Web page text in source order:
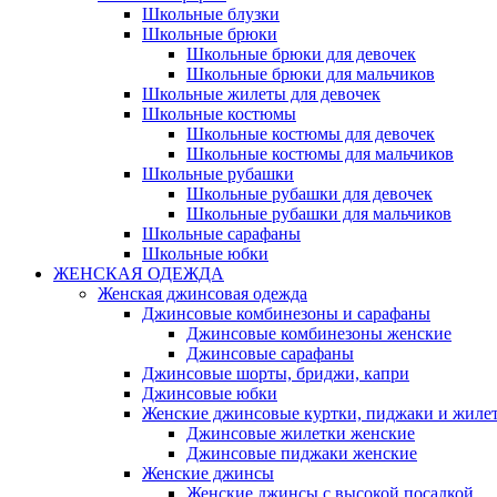
Школьные блузки
Школьные брюки
Школьные брюки для девочек
Школьные брюки для мальчиков
Школьные жилеты для девочек
Школьные костюмы
Школьные костюмы для девочек
Школьные костюмы для мальчиков
Школьные рубашки
Школьные рубашки для девочек
Школьные рубашки для мальчиков
Школьные сарафаны
Школьные юбки
ЖЕНСКАЯ ОДЕЖДА
Женская джинсовая одежда
Джинсовые комбинезоны и сарафаны
Джинсовые комбинезоны женские
Джинсовые сарафаны
Джинсовые шорты, бриджи, капри
Джинсовые юбки
Женские джинсовые куртки, пиджаки и
Джинсовые жилетки женские
Джинсовые пиджаки женские
Женские джинсы
Женские джинсы с высокой посадкой